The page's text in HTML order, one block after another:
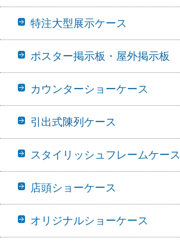
特注大型展示ケース
ポスター掲示板・屋外掲示板
カウンターショーケース
引出式陳列ケース
スタイリッシュフレームケース
店頭ショーケース
オリジナルショーケース